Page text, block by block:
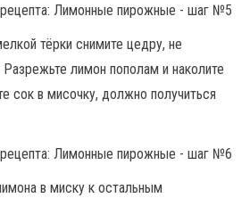
тёрки снимите цедру, не
лимон пополам и наколите
сок в мисочку, должно получиться
в миску к остальным